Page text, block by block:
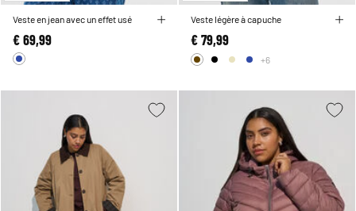
Veste en jean avec un effet usé
€ 69,99
Veste légère à capuche
€ 79,99
+6